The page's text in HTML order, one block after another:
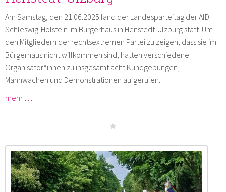
Am Samstag, den 21.06.2025 fand der Landesparteitag der AfD
Schleswig-Holstein im Bürgerhaus in Henstedt-Ulzburg statt. Um
den Mitgliedern der rechtsextremen Partei zu zeigen, dass sie im
Bürgerhaus nicht willkommen sind, hatten verschiedene
Organisator*innen zu insgesamt acht Kundgebungen,
Mahnwachen und Demonstrationen aufgerufen.
mehr …